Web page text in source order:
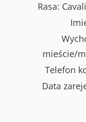
Rasa:
mieście/
Telefon
Data